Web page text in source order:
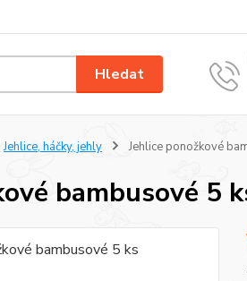
Hledat
Jehlice, háčky, jehly Jehlice ponožkové
bambusové 5